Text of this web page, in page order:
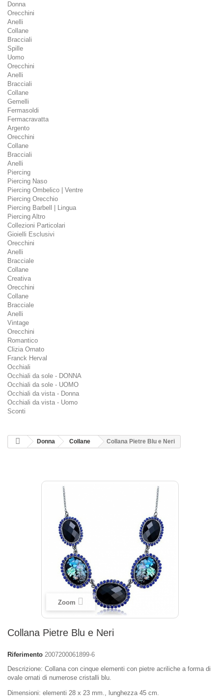
Donna
Orecchini
Anelli
Collane
Bracciali
Spille
Uomo
Orecchini
Anelli
Bracciali
Collane
Gemelli
Fermasoldi
Fermacravatta
Argento
Orecchini
Collane
Bracciali
Anelli
Piercing
Piercing Naso
Piercing Ombelico | Ventre
Piercing Orecchio
Piercing Barbell | Lingua
Piercing Altro
Collezioni Particolari
Gioielli Esclusivi
Orecchini
Anelli
Bracciale
Collane
Creativa
Orecchini
Collane
Bracciale
Anelli
Vintage
Orecchini
Romantico
Clizia Ornato
Franck Herval
Occhiali
Occhiali da sole - DONNA
Occhiali da sole - UOMO
Occhiali da vista - Donna
Occhiali da vista - Uomo
Sconti
Donna Collane Collana Pietre Blu e Neri
Zoom
Collana Pietre Blu e Neri
Riferimento 2007200061899-6
Descrizione: Collana con cinque elementi con pietre acriliche a forma di
ovale ornati di numerose cristalli blu.
Dimensioni: elementi 28 x 23 mm., lunghezza 45 cm.